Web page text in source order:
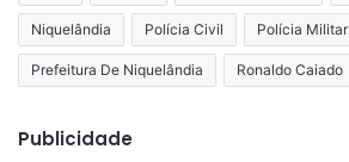
Niquelândia Polícia Civil Polícia Militar
Prefeitura De Niquelândia Ronaldo Caiado
Publicidade